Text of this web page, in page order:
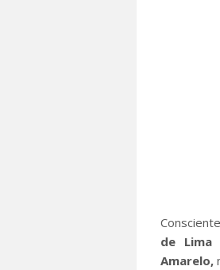
de Lima
Amarelo,